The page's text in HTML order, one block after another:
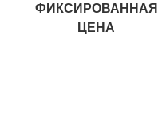
ФИКСИРОВАННАЯ
ЦЕНА